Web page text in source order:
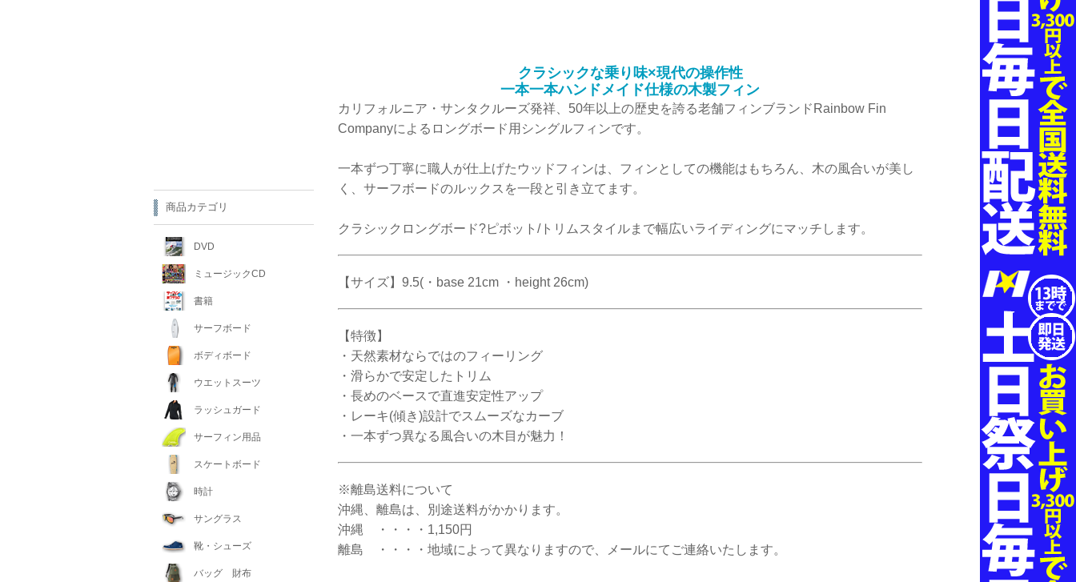
クラシックな乗り味×現代の操作性
一本一本ハンドメイド仕様の木製フィン
カリフォルニア・サンタクルーズ発祥、50年以上の歴史を誇る老舗フィンブランドRainbow Fin
Companyによるロングボード用シングルフィンです。
一本ずつ丁寧に職人が仕上げたウッドフィンは、フィンとしての機能はもちろん、木の風合いが美し
く、サーフボードのルックスを一段と引き立てます。
クラシックロングボード?ピボット/トリムスタイルまで幅広いライディングにマッチします。
【サイズ】9.5(・base 21cm ・height 26cm)
【特徴】
・天然素材ならではのフィーリング
・滑らかで安定したトリム
・長めのベースで直進安定性アップ
・レーキ(傾き)設計でスムーズなカーブ
・一本ずつ異なる風合いの木目が魅力！
※離島送料について
沖縄、離島は、別途送料がかかります。
沖縄 ・・・・1,150円
離島 ・・・・地域によって異なりますので、メールにてご連絡いたします。
商品カテゴリ
DVD
ミュージックCD
書籍
サーフボード
ボディボード
ウエットスーツ
ラッシュガード
サーフィン用品
スケートボード
時計
サングラス
靴・シューズ
バッグ 財布